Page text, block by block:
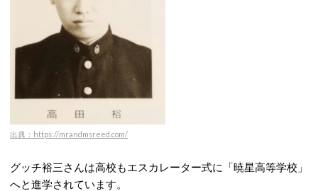
出典：https://mrandmsreed.com/
グッチ裕三さんは高校もエスカレーター式に「暁星高等学校」
へと進学されています。